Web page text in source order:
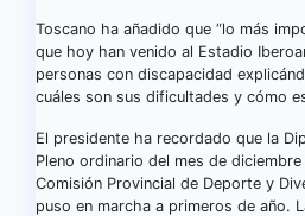
Toscano ha añadido que “lo más
que hoy han venido al Estadio
personas con discapacidad
cuáles son sus dificultades y cómo
El presidente ha recordado que la
Pleno ordinario del mes de
Comisión Provincial de Deporte y
puso en marcha a primeros de año.